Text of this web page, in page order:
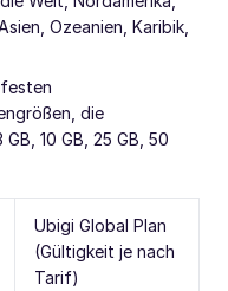
Ozeanien, Karibik,
die
10 GB, 25 GB, 50
Ubigi Global Plan
(Gültigkeit je nach
Tarif)